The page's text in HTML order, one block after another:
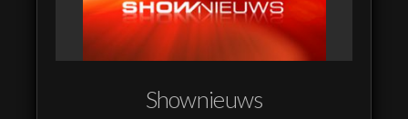
Shownieuws